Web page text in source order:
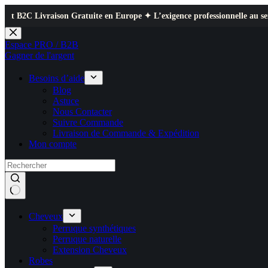
Gratuite en Europe ✦ L’exigence professionnelle au service de
Passer
au
contenu
Espace PRO / B2B
Gagner de l'argent
Besoins d’aide
Blog
Astuce
Nous Contacter
Suivre Commande
Livraison de Commande & Expédition
Mon compte
Cheveux
Perruque synthétiques
Perruque naturelle
Extension Cheveux
Robes